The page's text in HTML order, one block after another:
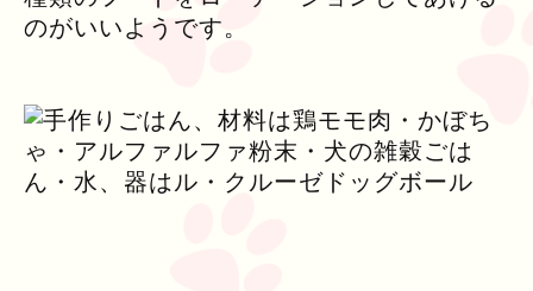
のがいいようです。